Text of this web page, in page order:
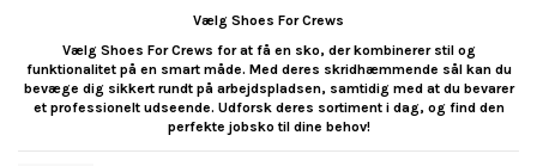
Vælg Shoes For Crews
Vælg Shoes For Crews for at få en sko, der kombinerer stil og
funktionalitet på en smart måde. Med deres skridhæmmende sål kan du
bevæge dig sikkert rundt på arbejdspladsen, samtidig med at du bevarer
et professionelt udseende. Udforsk deres sortiment i dag, og find den
perfekte jobsko til dine behov!